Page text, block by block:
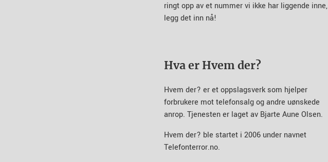
ringt opp av et nummer vi ikke har liggende inne,
legg det inn nå!
Hva er Hvem der?
Hvem der? er et oppslagsverk som hjelper
forbrukere mot telefonsalg og andre uønskede
anrop. Tjenesten er laget av Bjarte Aune Olsen.
Hvem der? ble startet i 2006 under navnet
Telefonterror.no.